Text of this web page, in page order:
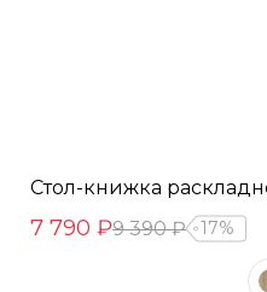
Стол-книжка
7 790 ₽9 390 ₽ 17%